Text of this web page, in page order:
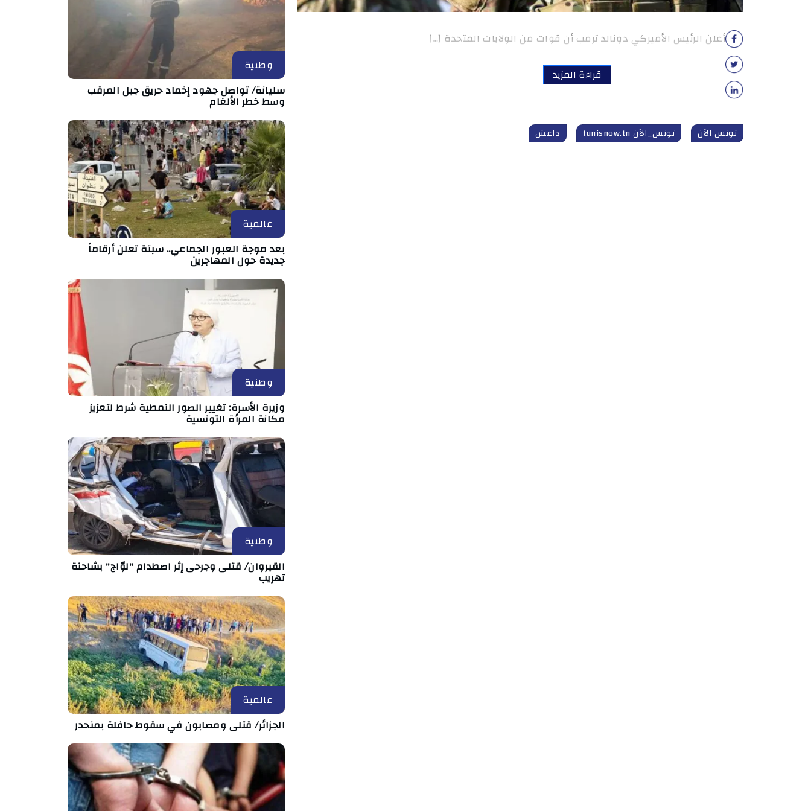
أعلن الرئيس الأميركي دونالد ترمب أن قوات من الولايات المتحدة […]
قراءة المزيد
تونس الآن تونس_الآن tunisnow.tn داعش
وطنية
سليانة/ تواصل جهود إخماد حريق جبل المرقب
وسط خطر الألغام
عالمية
بعد موجة العبور الجماعي.. سبتة تعلن أرقاماً
جديدة حول المهاجرين
وطنية
وزيرة الأسرة: تغيير الصور النمطية شرط لتعزيز
مكانة المرأة التونسية
وطنية
القيروان/ قتلى وجرحى إثر اصطدام "لوّاج" بشاحنة
تهريب
عالمية
الجزائر/ قتلى ومصابون في سقوط حافلة بمنحدر